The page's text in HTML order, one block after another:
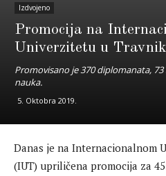
Izdvojeno
Promocija na
Univerzitetu u
Promovisano je 370 diplomanata,
nauka.
5. Oktobra 2019.
Danas je na Internacionalnom
(IUT) upriličena promocija za